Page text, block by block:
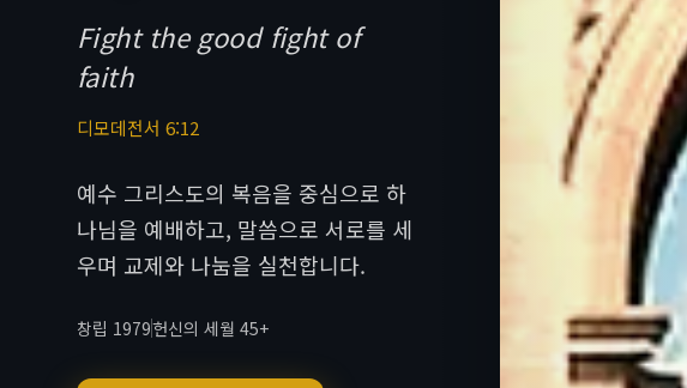
Fight the good fight of
faith
디모데전서 6:12
예수 그리스도의 복음을 중심으로 하
나님을 예배하고, 말씀으로 서로를 세
우며 교제와 나눔을 실천합니다.
창립 1979헌신의 세월 45+